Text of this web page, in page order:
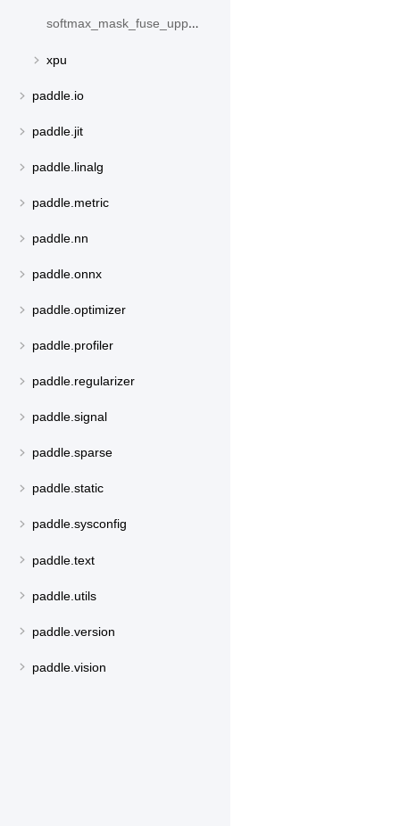
softmax_mask_fuse_upper_triangle
xpu
paddle.io
paddle.jit
paddle.linalg
paddle.metric
paddle.nn
paddle.onnx
paddle.optimizer
paddle.profiler
paddle.regularizer
paddle.signal
paddle.sparse
paddle.static
paddle.sysconfig
paddle.text
paddle.utils
paddle.version
paddle.vision